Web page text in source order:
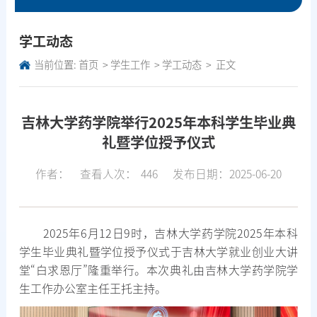
学工动态
当前位置: 首页 学生工作 学工动态 正文
吉林大学药学院举行2025年本科学生毕业典
礼暨学位授予仪式
作者： 查看人次： 446 发布日期：2025-06-20
2025年6月12日9时，吉林大学药学院2025年本科
学生毕业典礼暨学位授予仪式于吉林大学就业创业大讲
堂“白求恩厅”隆重举行。本次典礼由吉林大学药学院学
生工作办公室主任王托主持。